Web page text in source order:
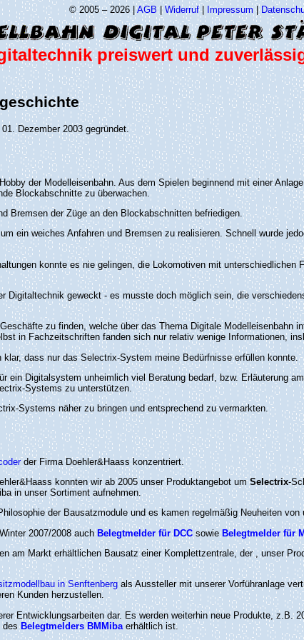
© 2005 – 2026 |AGB| Widerruf| Impressum |
preiswert und
Dezember 2003 gegründet.
der Modelleisenbahn. Aus dem Spielen beginnend mit einer
Blockabschnitte zu überwachen.
Bremsen der Züge an den Blockabschnitten befriedigen.
ein weiches Anfahren und Bremsen zu realisieren. Schnell wurde
konnte es nie gelingen, die Lokomotiven mit
Digitaltechnik geweckt - es musste doch möglich sein, die
zu finden, welche über das Thema Digitale Modelleisenbahn
in Fachzeitschriften fanden sich nur relativ wenige Informationen,
dass nur das Selectrix-System meine Bedürfnisse erfüllen konnte.
ein Digitalsystem unheimlich viel Beratung bedarf, bzw. Erläuterung
Systems zu unterstützen.
Systems näher zu bringen und entsprechend zu vermarkten.
der Firma Doehler&Haass konzentriert.
konnten wir ab 2005 unser Produktangebot umSelectrix-
in unser Sortiment aufnehmen.
der Bausatzmodule und es kamen regelmäßig Neuheiten von
2007/2008 auchBelegtmelder für DCC sowieBelegtmelder für
am Markt erhältlichen Bausatz einer Komplettzentrale, der , unser
in Senftenbergals Aussteller mit unserer Vorführanlage
Kunden herzustellen.
Entwicklungsarbeiten dar. Es werden weiterhin neue Produkte, z.B.
desBelegtmelders BMMiba erhältlich ist.